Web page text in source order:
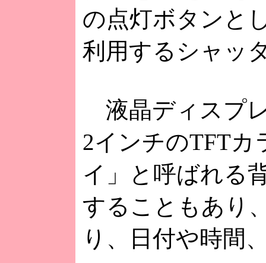
の点灯ボタンと
利用するシャッ
液晶ディスプ
2インチのTFTカ
イ」と呼ばれる
することもあり
り、日付や時間